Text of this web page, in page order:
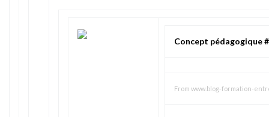
Concept pédagogique
From www.blog-formation-